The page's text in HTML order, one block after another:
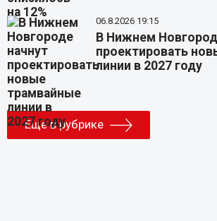
06.8.2026 19:15
В Нижнем
проектировать
линии в 2027 году
Еще в рубрике